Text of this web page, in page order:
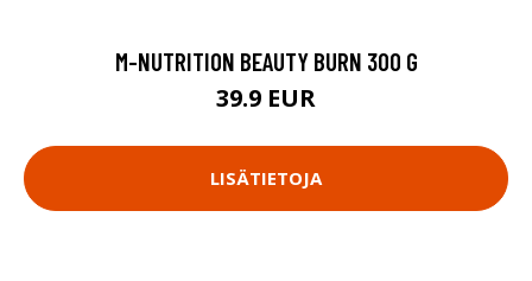
M-NUTRITION BEAUTY BURN 300 G
39.9 EUR
LISÄTIETOJA